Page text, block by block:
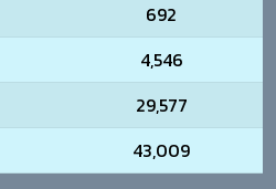
692
4,546
29,577
43,009